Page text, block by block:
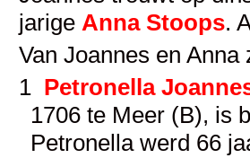
jarige Anna Stoops.
Van Joannes en
1 Petronella
1706 te Meer (B), is
Petronella werd 66